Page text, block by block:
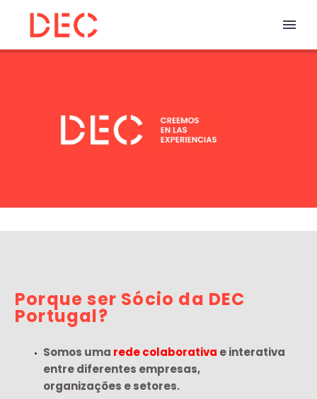
Porque ser Sócio da DEC
Portugal?
Somos uma rede colaborativa e interativa
entre diferentes empresas,
organizações e setores.